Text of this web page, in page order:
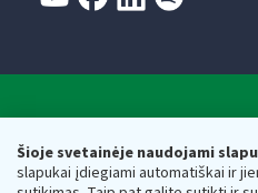
Šioje svetainėje naudojami
slapukai įdiegiami automatiškai ir
Respublikos finansų